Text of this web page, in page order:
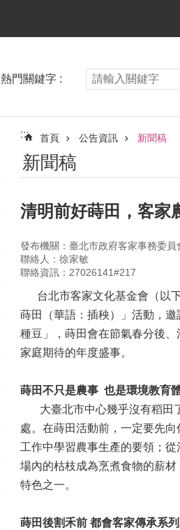
熱門關鍵字
::: 首頁 公告資訊 新聞稿
新聞稿
清明前好蒔田，客家
發布機關：臺北市政府客家事務委員
聯絡人：徐家敏
聯絡資訊：27026141#217
台北市客家文化基金會（以下
蒔田（華語：插秧）」活動，
種豆」，蒔田會在節氣春分後
家庭期待的年度盛事。
蒔田不只是農事 也是環境教育
大臺北市中心幾乎沒有稻田了
處。在蒔田活動前，一定要先
工作中學習農事生產的要領；
場內的枯枝成為烹煮食物的薪
特色之一。
蒔田後割禾前 都會客家傳承系